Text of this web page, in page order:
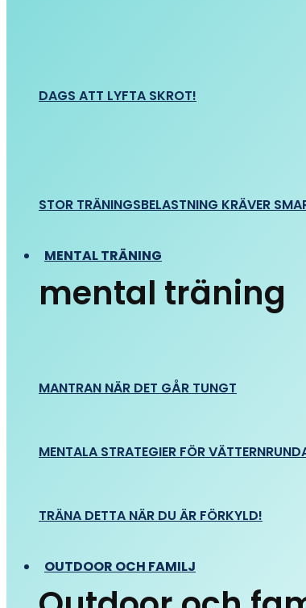
DAGS ATT LYFTA SKROT!
STOR TRÄNINGSBELASTNING KRÄVER
MENTAL TRÄNING
mental träning
MANTRAN NÄR DET GÅR TUNGT
MENTALA STRATEGIER FÖR
TRÄNA DETTA NÄR DU ÄR FÖRKYLD!
OUTDOOR OCH FAMILJ